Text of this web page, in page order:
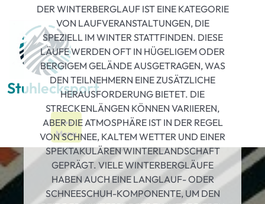
content
Stuhlecksport
Menu
DER WINTERBERGLAUF IST EINE KATEGORIE
VON LAUFVERANSTALTUNGEN, DIE
SPEZIELL IM WINTER STATTFINDEN. DIESE
LÄUFE WERDEN OFT IN HÜGELIGEM ODER
BERGIGEM GELÄNDE AUSGETRAGEN, WAS
DEN TEILNEHMERN EINE ZUSÄTZLICHE
HERAUSFORDERUNG BIETET. DIE
STRECKENLÄNGEN KÖNNEN VARIIEREN,
ABER DIE ATMOSPHÄRE IST IN DER REGEL
VON SCHNEE, KALTEM WETTER UND EINER
SPEKTAKULÄREN WINTERLANDSCHAFT
GEPRÄGT. VIELE WINTERBERGLÄUFE
HABEN AUCH EINE LANGLAUF- ODER
SCHNEESCHUH-KOMPONENTE, UM DEN